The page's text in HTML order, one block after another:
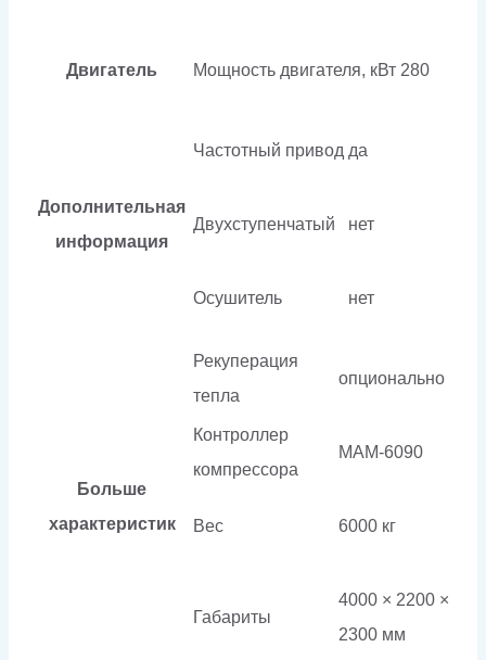
Двигатель Мощность двигателя, кВт 280
Дополнительная
информация
Частотный привод да
Двухступенчатый нет
Осушитель нет
Больше
характеристик
Рекуперация
тепла
опционально
Контроллер
компрессора
МАМ-6090
Вес 6000 кг
Габариты
4000 × 2200 ×
2300 мм